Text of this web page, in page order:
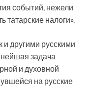
событий, нежели
татарские налоги».
и другими русскими
задача
и духовной
на русские